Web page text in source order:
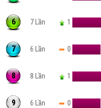
6 7 Lần 1
7 6 Lần 0
8 8 Lần 1
9 6 Lần 0